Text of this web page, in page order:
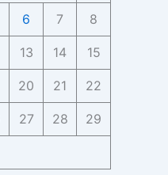
6 7 8
13 14 15
20 21 22
27 28 29